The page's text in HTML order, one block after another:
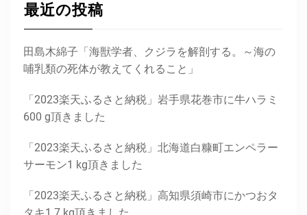
最近の投稿
田島木綿子「海獣学者、クジラを解剖する。～海の
哺乳類の死体が教えてくれること」
「2023楽天ふるさと納税」岩手県花巻市に牛ハラミ
600 g頂きました
「2023楽天ふるさと納税」北海道白糠町エンペラー
サーモン1 kg頂きました
「2023楽天ふるさと納税」高知県須崎市にかつおタ